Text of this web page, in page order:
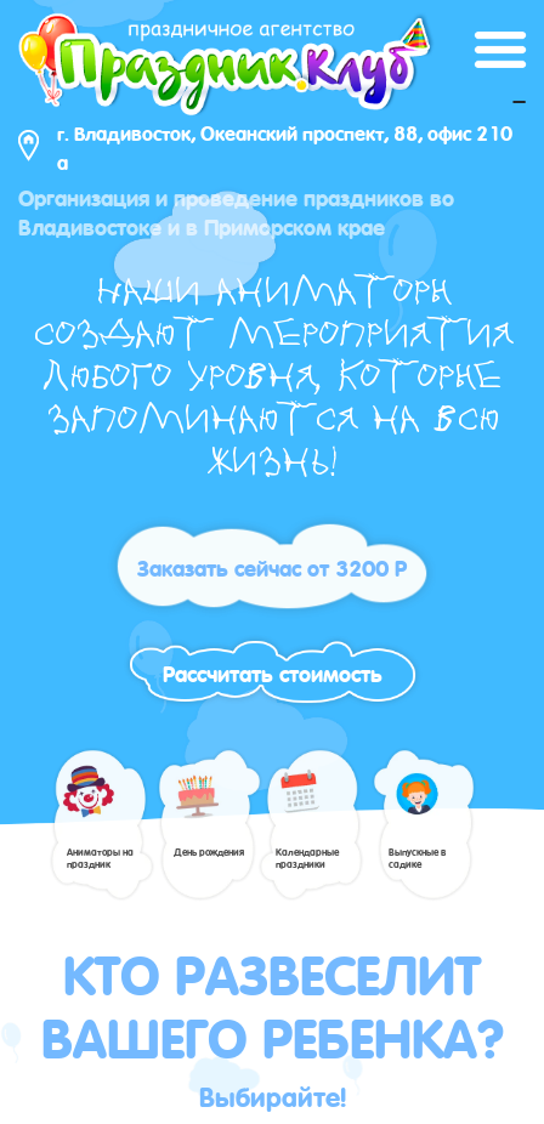
г. Владивосток, Океанский проспект, 88, офис 210
а
_
Организация и проведение праздников во
Владивостоке и в Приморском крае
Наши аниматоры
создают мероприятия
любого уровня, которые
запоминаются на всю
жизнь!
Заказать сейчас от 3200 Р
Рассчитать стоимость
Аниматоры на
праздник
День рождения Календарные
праздники
Выпускные в
садике
КТО РАЗВЕСЕЛИТ
ВАШЕГО РЕБЕНКА?
Выбирайте!